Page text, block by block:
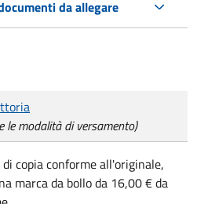
da allegare
le modalità di versamento)
copia conforme all'originale,
marca da bollo da 16,00 € da